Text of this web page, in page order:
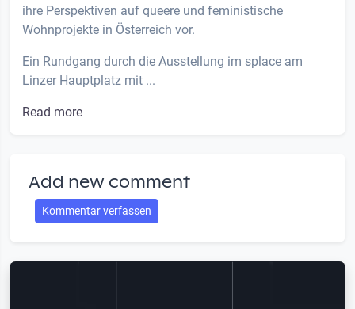
ihre Perspektiven auf queere und feministische
Wohnprojekte in Österreich vor.
Ein Rundgang durch die Ausstellung im splace am
Linzer Hauptplatz mit ...
Read more
Add new comment
Kommentar verfassen